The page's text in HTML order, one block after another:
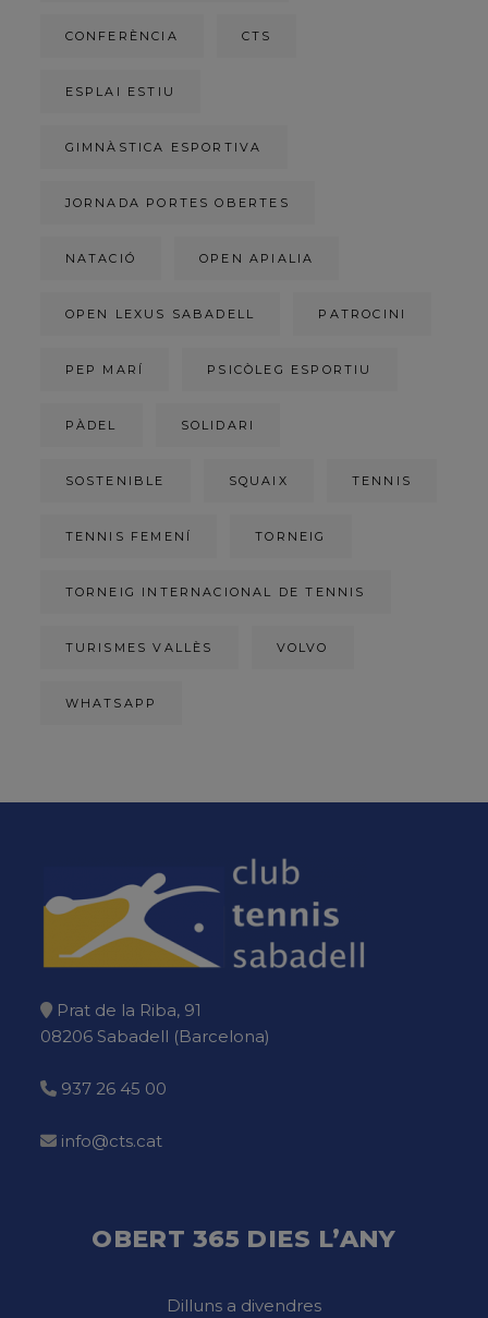
CONFERÈNCIA CTS
ESPLAI ESTIU
GIMNÀSTICA ESPORTIVA
JORNADA PORTES OBERTES
NATACIÓ OPEN APIALIA
OPEN LEXUS SABADELL PATROCINI
PEP MARÍ PSICÒLEG ESPORTIU
PÀDEL SOLIDARI
SOSTENIBLE SQUAIX TENNIS
TENNIS FEMENÍ TORNEIG
TORNEIG INTERNACIONAL DE TENNIS
TURISMES VALLÈS VOLVO
WHATSAPP
Prat de la Riba, 91
08206 Sabadell (Barcelona)
937 26 45 00
info@cts.cat
OBERT 365 DIES L’ANY
Dilluns a divendres